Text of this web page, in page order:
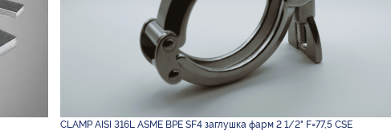
CLAMP AISI 316L ASME BPE SF4 заглушка фарм 2 1/2" F=77,5 CSE